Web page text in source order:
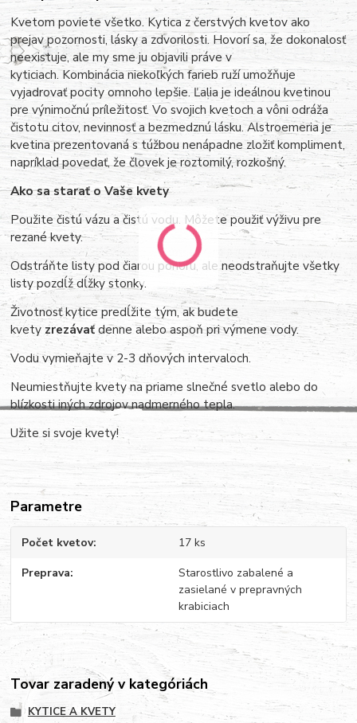
Kvetom poviete všetko. Kytica z čerstvých kvetov ako
prejav pozornosti, lásky a zdvorilosti. Hovorí sa, že dokonalosť
neexistuje, ale my sme ju objavili práve v
kyticiach.Kombinácia niekoľkých farieb ruží umožňuje
vyjadrovať pocity omnoho lepšie. Ľalia je ideálnou kvetinou
pre výnimočnú príležitosť. Vo svojich kvetoch a vôni odráža
čistotu citov, nevinnosť a bezmedznú lásku. Alstroemeria je
kvetina prezentovaná s túžbou nenápadne zložiť kompliment,
napríklad povedať, že človek je roztomilý, rozkošný.
Ako sa starať o Vaše kvety
Použite čistú vázu a čistú vodu. Môžete použiť výživu pre
rezané kvety.
Odstráňte listy pod čiarou ponoru, ale neodstraňujte všetky
listy pozdĺž dĺžky stonky.
Životnosť kytice predĺžite tým, ak budete
kvety zrezávaťdenne alebo aspoň pri výmene vody.
Vodu vymieňajte v 2-3 dňových intervaloch.
Neumiestňujte kvety na priame slnečné svetlo alebo do
blízkosti iných zdrojov nadmerného tepla.
Užite si svoje kvety!
Parametre
Počet kvetov 17 ks
Preprava
Starostlivo zabalené a
zasielané v prepravných
krabiciach
Tovar zaradený v kategóriách
KYTICE A KVETY